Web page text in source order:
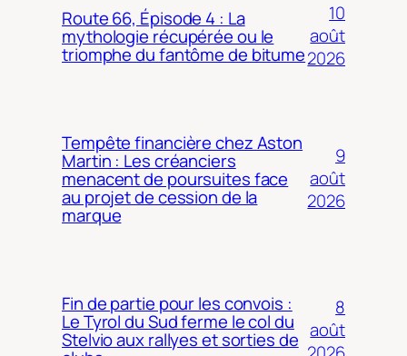
Route 66, Épisode 4 : La
mythologie récupérée ou le
triomphe du fantôme de bitume
10
août
2026
Tempête financière chez Aston
Martin : Les créanciers
menacent de poursuites face
au projet de cession de la
marque
9
août
2026
Fin de partie pour les convois :
Le Tyrol du Sud ferme le col du
Stelvio aux rallyes et sorties de
8
août